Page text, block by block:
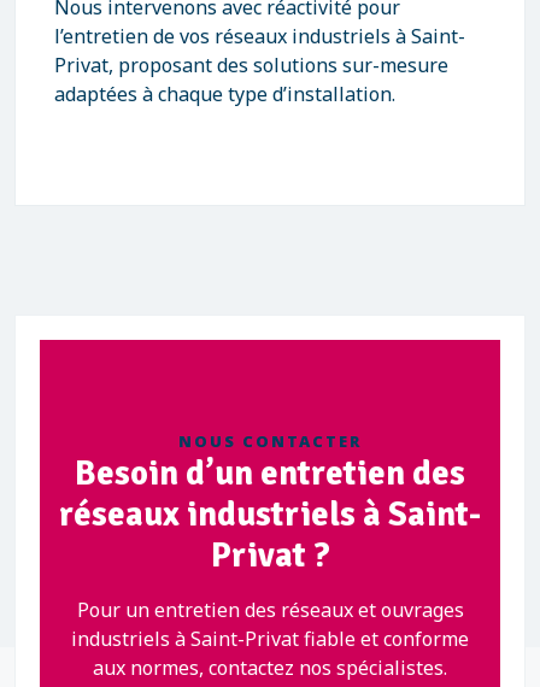
Nous intervenons avec réactivité pour
l’entretien de vos réseaux industriels à Saint-
Privat, proposant des solutions sur-mesure
adaptées à chaque type d’installation.
NOUS CONTACTER
Besoin d’un entretien des
réseaux industriels à Saint-
Privat ?
Pour un entretien des réseaux et ouvrages
industriels à Saint-Privat fiable et conforme
aux normes, contactez nos spécialistes.